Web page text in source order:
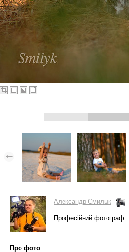
Александр Смилык
Професійний фотограф
Про фото